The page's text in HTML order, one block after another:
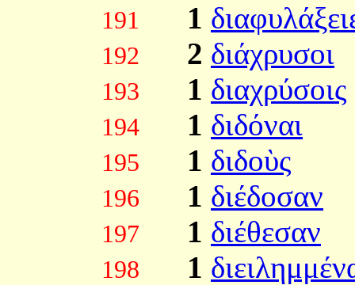
191 1
192 2 διάχρυσοι
193 1 διαχρύσοις
194 1 διδόναι
195 1 διδοὺς
196 1 διέδοσαν
197 1 διέθεσαν
198 1